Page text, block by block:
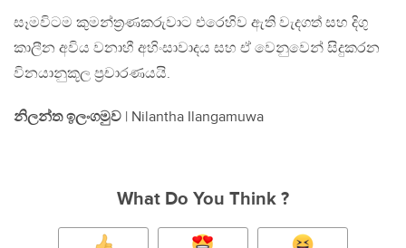
සෑමවිටම කුමන්ත්‍රණකරුවාට එරෙහිව ඇති වැදගත් සහ දිගු
කාලීන අවිය වනාහී අහිංසාවාදය සහ ඒ වෙනුවෙන් සිදුකරන
විනයානුකූල ප්‍රචාරණයයි.
නිලන්ත ඉලංගමුව | Nilantha Ilangamuwa
What Do You Think ?